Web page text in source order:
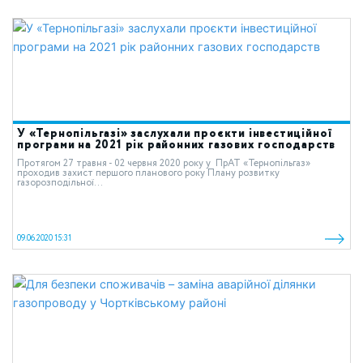
У «Тернопільгазі» заслухали проєкти інвестиційної
програми на 2021 рік районних газових господарств
Протягом 27 травня - 02 червня 2020 року у ПрАТ «Тернопільгаз»
проходив захист першого планового року Плану розвитку
газорозподільної...
09.06.2020 15:31